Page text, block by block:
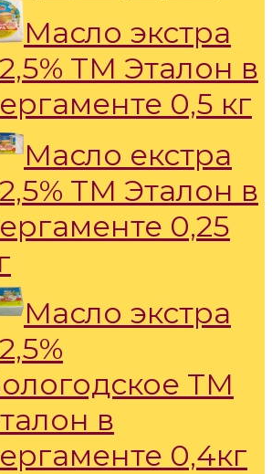
Масло экстра
ТМ Эталон в
0,5 кг
Масло екстра
ТМ Эталон в
0,25
Масло экстра
ТМ
в
0,4кг